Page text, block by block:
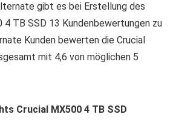
gibt es bei Erstellung des
4 TB SSD 13 Kundenbewertungen zu
Kunden bewerten die Crucial
mit 4,6 von möglichen 5
Crucial MX500 4 TB SSD